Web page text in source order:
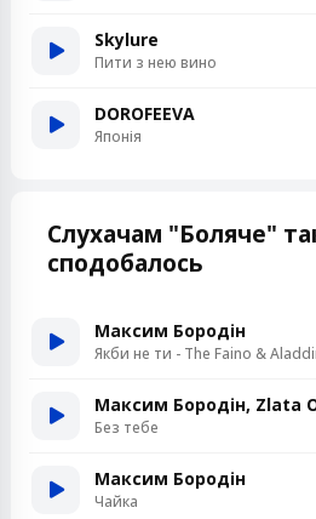
Skylure
Пити з нею вино
DOROFEEVA
Японія
Слухачам "Боляче"
сподобалось
Максим Бородін
Якби не ти - The Faino &
Максим Бородін, Zlata
Без тебе
Максим Бородін
Чайка